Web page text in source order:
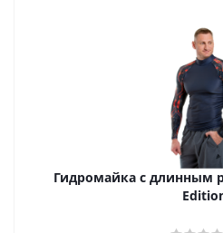
Гидромайка с длинным